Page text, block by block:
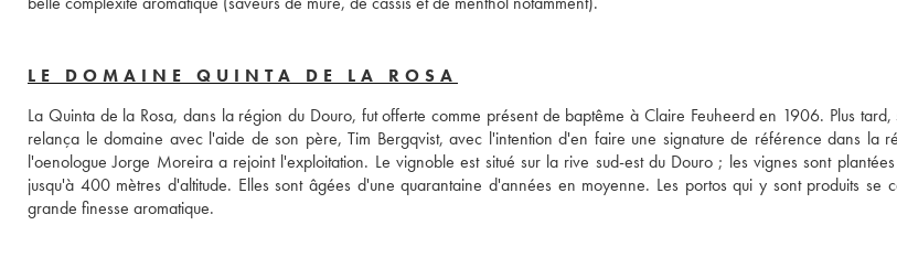
LE DOMAINE QUINTA DE LA ROSA
La Quinta de la Rosa, dans la région du Douro, fut offerte comme présent de baptême à Claire Feuheerd en 1906. Plus
relança le domaine avec l'aide de son père, Tim Bergqvist, avec l'intention d'en faire une signature de référence dans la
l'oenologue Jorge Moreira a rejoint l'exploitation. Le vignoble est situé sur la rive sud-est du Douro ; les vignes sont
jusqu'à 400 mètres d'altitude. Elles sont âgées d'une quarantaine d'années en moyenne. Les portos qui y sont produits se
grande finesse aromatique.